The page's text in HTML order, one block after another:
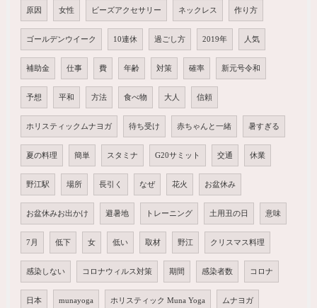
原因 女性 ビーズアクセサリー ネックレス 作り方
ゴールデンウイーク 10連休 過ごし方 2019年 人気
補助金 仕事 費 年齢 対策 確率 新元号令和
予想 平和 方法 食べ物 大人 信頼
ホリスティックムナヨガ 待ち受け 赤ちゃんと一緒 暑すぎる
夏の料理 簡単 スタミナ G20サミット 交通 休業
野江駅 場所 長引く なぜ 花火 お盆休み
お盆休みお出かけ 避暑地 トレーニング 土用丑の日 意味
7月 低下 女 低い 取材 野江 クリスマス料理
感染しない コロナウィルス対策 期間 感染者数 コロナ
日本 munayoga ホリスティック Muna Yoga ムナヨガ